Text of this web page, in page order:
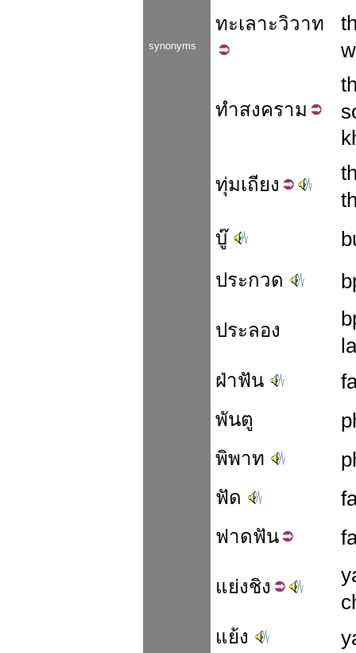
synonyms
ทะเลาะวิวาท
ทำสงคราม
ทุ่มเถียง
บู๊
ประกวด
ประลอง
ฝ่าฟัน
พันตู
พิพาท
ฟัด
ฟาดฟัน
แย่งชิง
แย้ง